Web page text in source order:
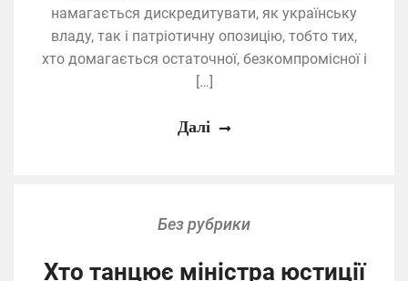
намагається дискредитувати, як українську
владу, так і патріотичну опозицію, тобто тих,
хто домагається остаточної, безкомпромісної і
[…]
Далі
Без рубрики
Хто танцює міністра юстиції